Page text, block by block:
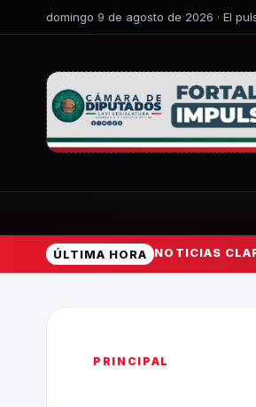
domingo 9 de agosto de 2026 · El
ÚLTIMA HORA NOTICIAS
PRINCIPAL